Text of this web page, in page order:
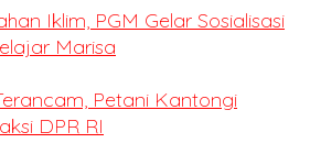
Iklim, PGM Gelar Sosialisasi
Marisa
Petani Kantongi
DPR RI